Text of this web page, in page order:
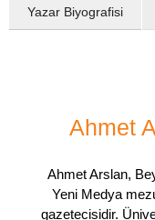
Yazar Biyografisi
Ahmet
Ahmet Arslan,
Yeni Medya
gazetecisidir.